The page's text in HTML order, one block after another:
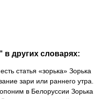
в других словарях:
статья «зорька» Зорька
зари или раннего утра.
в Белоруссии Зорька